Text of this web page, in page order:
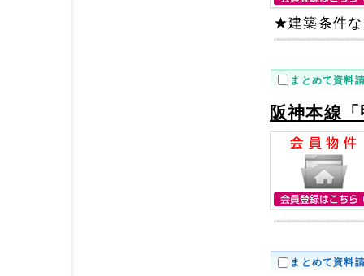
★建築条件
まとめて資料
阪神本線
まとめて資料